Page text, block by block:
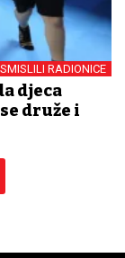
RADIONICE
djeca
druže i